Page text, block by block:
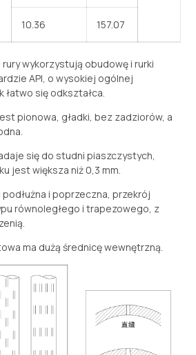
10.36 157.07
wykorzystują obudowę i rurki
API, o wysokiej ogólnej
łatwo się odkształca.
pionowa, gładki, bez zadziorów, a
się do studni piaszczystych,
jest większa niż 0,3 mm.
podłużna i poprzeczna, przekrój
równoległego i trapezowego, z
ma dużą średnicę wewnętrzną.